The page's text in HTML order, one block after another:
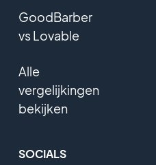
GoodBarber
vs Lovable
Alle
vergelijkingen
bekijken
SOCIALS